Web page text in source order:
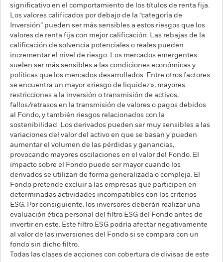
significativo en el comportamiento de los títulos de renta fija.
Los valores calificados por debajo de la “categoría de
Inversión” pueden ser más sensibles a estos riesgos que los
valores de renta fija con mejor calificación. Las rebajas de la
calificación de solvencia potenciales o reales pueden
incrementar el nivel de riesgo. Los mercados emergentes
suelen ser más sensibles a las condiciones económicas y
políticas que los mercados desarrollados. Entre otros factores
se encuentra un mayor «riesgo de liquidez», mayores
restricciones a la inversión o transmisión de activos,
fallos/retrasos en la transmisión de valores o pagos debidos
al Fondo, y también riesgos relacionados con la
sostenibilidad. Los derivados pueden ser muy sensibles a las
variaciones del valor del activo en que se basan y pueden
aumentar el volumen de las pérdidas y ganancias,
provocando mayores oscilaciones en el valor del Fondo. El
impacto sobre el Fondo puede ser mayor cuando los
derivados se utilizan de forma generalizada o compleja. El
Fondo pretende excluir a las empresas que participen en
determinadas actividades incompatibles con los criterios
ESG. Por consiguiente, los inversores deberán realizar una
evaluación ética personal del filtro ESG del Fondo antes de
invertir en este. Este filtro ESG podría afectar negativamente
al valor de las inversiones del Fondo si se compara con un
fondo sin dicho filtro.
Todas las clases de acciones con cobertura de divisas de este